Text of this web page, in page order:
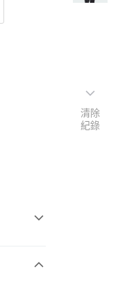
清除
紀錄